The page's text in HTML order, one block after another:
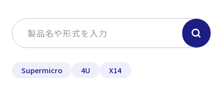
Supermicro 4U X14